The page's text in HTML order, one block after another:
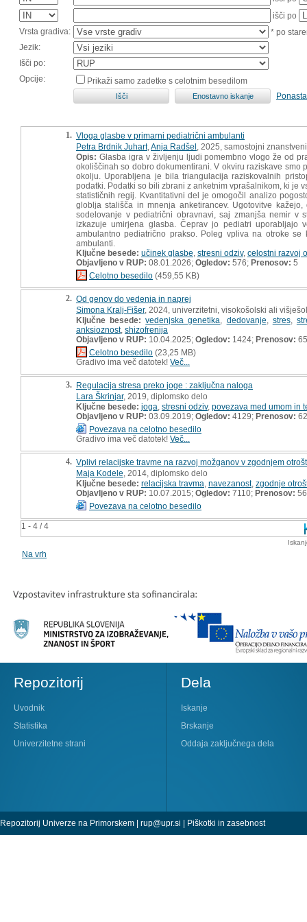
išči po
Vrsta gradiva:
* po
Jezik:
Išči po:
Opcije:
Prikaži samo zadetke s celotnim besedilom
1 - 4 / 4
1. Vloga glasbe v primarni pediatrični ambulanti
Petra Brdnik Juhart, Anja Radšel , 2025, samostojni
Opis: Glasba igra v življenju ljudi pomembno vlogo že od
okoliščinah so dobro dokumentirani. V okviru raziskave
okolju. Uporabljena je bila triangulacija raziskovalnih
podatki. Podatki so bili zbrani z anketnim vprašalnikom, ki je
statističnih regij. Kvantitativni del je omogočil analizo
globlja stališča in mnenja anketirancev. Ugotovitve
sodelovanje v pediatrični obravnavi, saj zmanjša nemir v
izkazuje umirjena glasba. Čeprav jo pediatri uporabljajo
ambulantno pediatrično prakso. Poleg vpliva na otroke
ambulanti.
Ključne besede: učinek glasbe stresni odziv, celostni razvoj
Objavljeno v RUP: 08.01.2026; Ogledov: 576; Prenosov: 5
Celotno besedilo (459,55 KB)
2. Od genov do vedenja in naprej
Simona Kralj-Fišer, 2024, univerzitetni, visokošolski ali
Ključne besede: vedenjska genetika dedovanje stres,
anksioznost, shizofrenija
Objavljeno v RUP: 10.04.2025; Ogledov: 1424; Prenosov: 65
Celotno besedilo (23,25 MB)
Gradivo ima več datotek! Več...
3. Regulacija stresa preko joge : zaključna naloga
Lara Škrinjar, 2019, diplomsko delo
Ključne besede: joga stresni odziv, povezava med umom in
Objavljeno v RUP: 03.09.2019; Ogledov: 4129; Prenosov: 62
Povezava na celotno besedilo
Gradivo ima več datotek! Več...
4. Vplivi relacijske travme na razvoj možganov v zgodnjem
Maja Kodele , 2014, diplomsko delo
Ključne besede: relacijska travma navezanost, zgodnje
Objavljeno v RUP: 10.07.2015; Ogledov: 7110; Prenosov: 56
Povezava na celotno besedilo
Na vrh
Repozitorij
Uvodnik
Statistika
Univerzitetne strani
Dela
Iskanje
Brskanje
Oddaja zaključnega dela
Repozitorij Univerze na Primorskem | rup@upr.si | Piškotki in zasebnost